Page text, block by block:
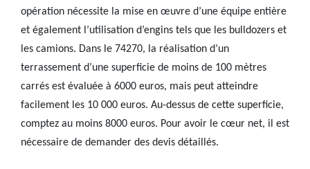
opération nécessite la mise en œuvre d’une équipe entière
et également l’utilisation d’engins tels que les bulldozers et
les camions. Dans le 74270, la réalisation d’un
terrassement d’une superficie de moins de 100 mètres
carrés est évaluée à 6000 euros, mais peut atteindre
facilement les 10 000 euros. Au-dessus de cette superficie,
comptez au moins 8000 euros. Pour avoir le cœur net, il est
nécessaire de demander des devis détaillés.